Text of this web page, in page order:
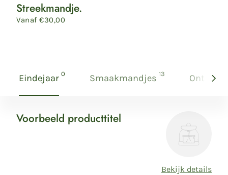
Streekmandje.
Normale
Vanaf €30,00
Eindejaar 0 productenSmaakmandjes 13 productenOntbijt,
Voorbeeld
Voorbeeld producttitel
Bekijk details